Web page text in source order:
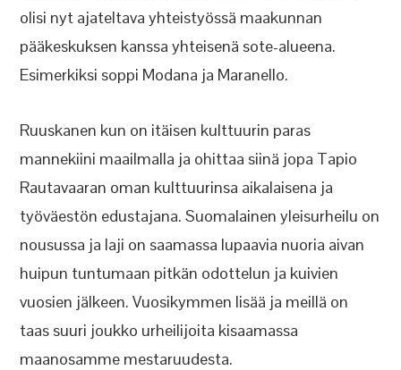
olisi nyt ajateltava yhteistyössä maakunnan
pääkeskuksen kanssa yhteisenä sote-alueena.
Esimerkiksi soppi Modana ja Maranello.
Ruuskanen kun on itäisen kulttuurin paras
mannekiini maailmalla ja ohittaa siinä jopa Tapio
Rautavaaran oman kulttuurinsa aikalaisena ja
työväestön edustajana. Suomalainen yleisurheilu on
nousussa ja laji on saamassa lupaavia nuoria aivan
huipun tuntumaan pitkän odottelun ja kuivien
vuosien jälkeen. Vuosikymmen lisää ja meillä on
taas suuri joukko urheilijoita kisaamassa
maanosamme mestaruudesta.